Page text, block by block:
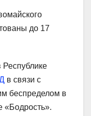
до 17
в связи с
беспределом в
«Бодрость».